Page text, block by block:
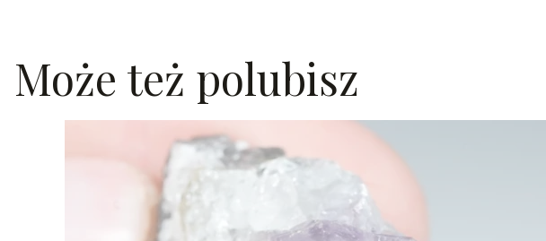
Może też polubisz